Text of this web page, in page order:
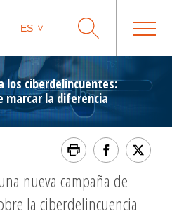
ES
los ciberdelincuentes:
marcar la diferencia
nueva campaña de
la ciberdelincuencia